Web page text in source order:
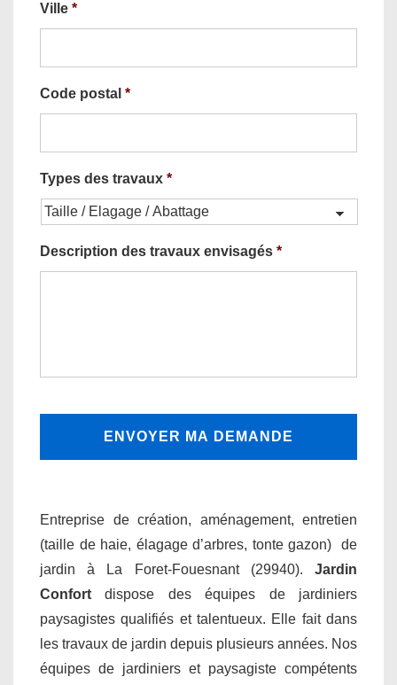
Ville *
Code postal *
Types des travaux *
Description des travaux envisagés *
Entreprise de création, aménagement, entretien
(taille de haie, élagage d’arbres, tonte gazon) de
jardin à La Foret-Fouesnant (29940). Jardin
Confort dispose des équipes de jardiniers
paysagistes qualifiés et talentueux. Elle fait dans
les travaux de jardin depuis plusieurs années. Nos
équipes de jardiniers et paysagiste compétents